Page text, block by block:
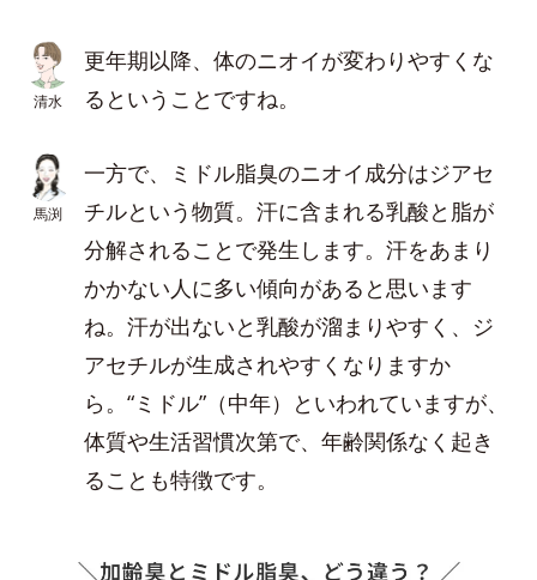
清水
更年期以降、体のニオイが変わりやすくな
るということですね。
馬渕
一方で、ミドル脂臭のニオイ成分はジアセ
チルという物質。汗に含まれる乳酸と脂が
分解されることで発生します。汗をあまり
かかない人に多い傾向があると思います
ね。汗が出ないと乳酸が溜まりやすく、ジ
アセチルが生成されやすくなりますか
ら。“ミドル”（中年）といわれていますが、
体質や生活習慣次第で、年齢関係なく起き
ることも特徴です。